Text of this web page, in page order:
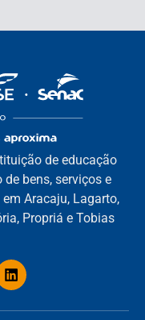
de educação
bens, serviços e
Aracaju, Lagarto,
Propriá e Tobias